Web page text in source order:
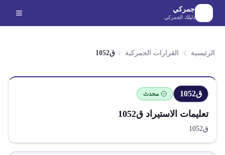
الانتقال إلى المحتوى الرئيسي
جمركي
دليلك الجمركي
الرئيسية القرارات الجمركية ق1052
ق1052 محدث
تعليمات الاستيراد ق1052
ق1052